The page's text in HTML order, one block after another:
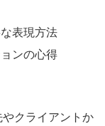
表現方法
ンの心得
クライアントか